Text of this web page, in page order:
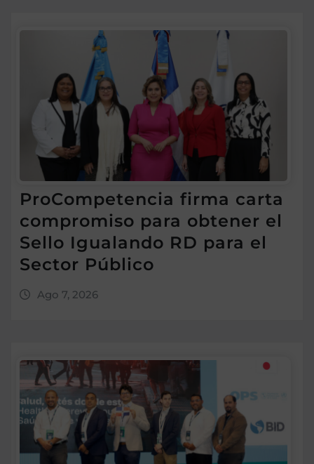
ProCompetencia firma carta
compromiso para obtener el
Sello Igualando RD para el
Sector Público
Ago 7, 2026